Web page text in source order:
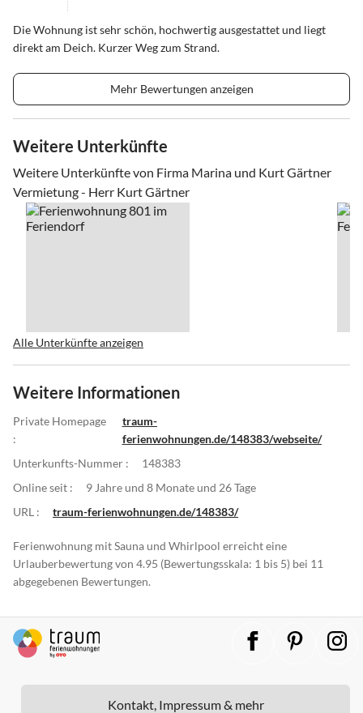
Die Wohnung ist sehr schön, hochwertig ausgestattet und liegt
direkt am Deich. Kurzer Weg zum Strand.
Mehr Bewertungen anzeigen
Weitere Unterkünfte
Weitere Unterkünfte von Firma Marina und Kurt Gärtner
Vermietung - Herr Kurt Gärtner
Alle Unterkünfte anzeigen
Weitere Informationen
Private Homepage
:
traum-
ferienwohnungen.de/148383/webseite/
Unterkunfts-Nummer :
148383
Online seit :
9 Jahre und 8 Monate und 26 Tage
URL :
traum-ferienwohnungen.de/148383/
Ferienwohnung mit Sauna und Whirlpool erreicht eine
Urlauberbewertung von 4.95 (Bewertungsskala: 1 bis 5) bei 11
abgegebenen Bewertungen.
Kontakt, Impressum & mehr